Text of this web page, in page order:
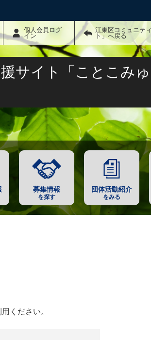
個人会員ログ
イン
江東区コミュニテ
ト」へ戻る
サイト「ことこみゅ
募集情報
を探す
団体活動紹介
をみる
ください。